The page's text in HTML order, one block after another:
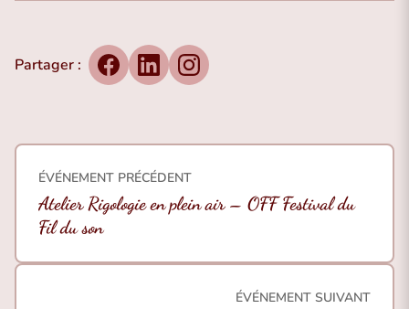
Partager :
FacebookLinkedInInstagram
ÉVÉNEMENT PRÉCÉDENT
Atelier Rigologie en plein air – OFF Festival du
Fil du son
ÉVÉNEMENT SUIVANT